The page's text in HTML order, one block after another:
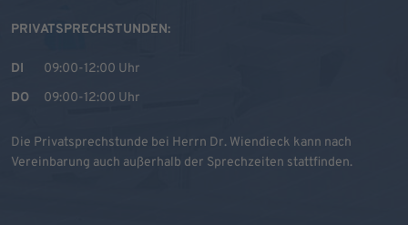
PRIVATSPRECHSTUNDEN:
DI
09:00-12:00 Uhr
DO
09:00-12:00 Uhr
Die Privatsprechstunde bei Herrn Dr. Wiendieck kann nach
Vereinbarung auch außerhalb der Sprechzeiten stattfinden.